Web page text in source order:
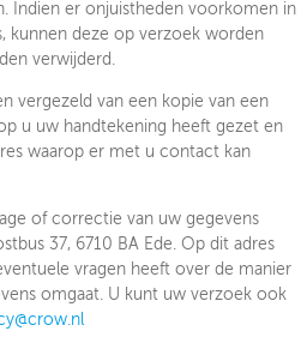
Indien er onjuistheden voorkomen in
kunnen deze op verzoek worden
verwijderd.
vergezeld van een kopie van een
u uw handtekening heeft gezet en
waarop er met u contact kan
of correctie van uw gegevens
37, 6710 BA Ede. Op dit adres
vragen heeft over de manier
omgaat. U kunt uw verzoek ook